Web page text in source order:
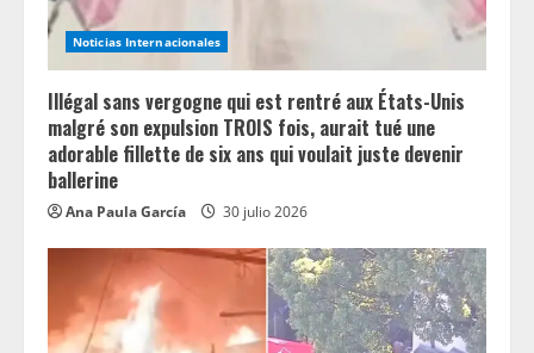
Noticias Internacionales
Illégal sans vergogne qui est rentré aux États-Unis
malgré son expulsion TROIS fois, aurait tué une
adorable fillette de six ans qui voulait juste devenir
ballerine
Ana Paula García 30 julio 2026